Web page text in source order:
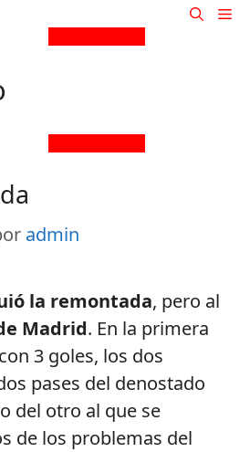
admin
la remontada, pero al
Madrid. En la primera
3 goles, los dos
pases del denostado
del otro al que se
de los problemas del